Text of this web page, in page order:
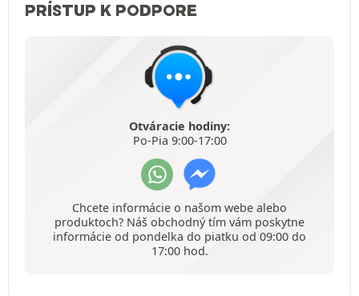
PRÍSTUP K PODPORE
Otváracie hodiny:
Po-Pia 9:00-17:00
Chcete informácie o našom webe alebo
produktoch? Náš obchodný tím vám poskytne
informácie od pondelka do piatku od 09:00 do
17:00 hod.